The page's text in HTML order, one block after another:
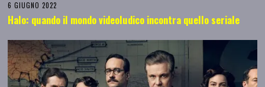
6 GIUGNO 2022
Halo: quando il mondo videoludico incontra quello seriale